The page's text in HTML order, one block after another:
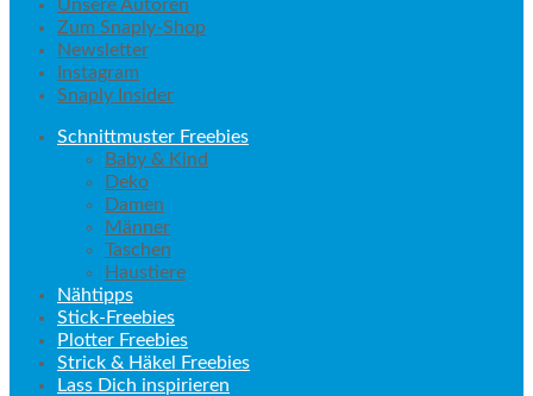
Unsere Autoren
Zum Snaply-Shop
Newsletter
Instagram
Snaply Insider
Schnittmuster Freebies
Baby & Kind
Deko
Damen
Männer
Taschen
Haustiere
Nähtipps
Stick-Freebies
Plotter Freebies
Strick & Häkel Freebies
Lass Dich inspirieren